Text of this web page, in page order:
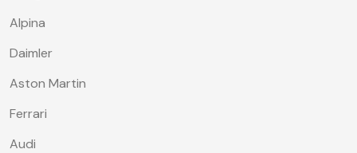
Alpina
Daimler
Aston Martin
Ferrari
Audi